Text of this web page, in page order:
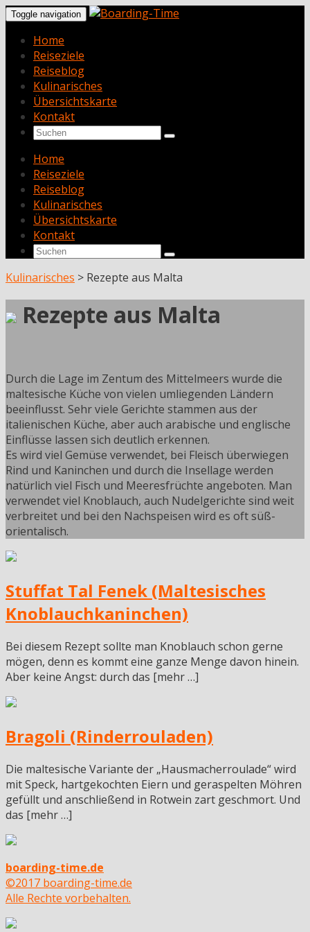
Toggle navigation
Home
Reiseziele
Reiseblog
Kulinarisches
Übersichtskarte
Kontakt
Home
Reiseziele
Reiseblog
Kulinarisches
Übersichtskarte
Kontakt
Kulinarisches > Rezepte aus Malta
Rezepte aus Malta
Durch die Lage im Zentum des Mittelmeers wurde die
maltesische Küche von vielen umliegenden Ländern
beeinflusst. Sehr viele Gerichte stammen aus der
italienischen Küche, aber auch arabische und englische
Einflüsse lassen sich deutlich erkennen.
Es wird viel Gemüse verwendet, bei Fleisch überwiegen
Rind und Kaninchen und durch die Insellage werden
natürlich viel Fisch und Meeresfrüchte angeboten. Man
verwendet viel Knoblauch, auch Nudelgerichte sind weit
verbreitet und bei den Nachspeisen wird es oft süß-
orientalisch.
Stuffat Tal Fenek (Maltesisches
Knoblauchkaninchen)
Bei diesem Rezept sollte man Knoblauch schon gerne
mögen, denn es kommt eine ganze Menge davon hinein.
Aber keine Angst: durch das [mehr …]
Bragoli (Rinderrouladen)
Die maltesische Variante der „Hausmacherroulade“ wird
mit Speck, hartgekochten Eiern und geraspelten Möhren
gefüllt und anschließend in Rotwein zart geschmort. Und
das [mehr …]
boarding-time.de
©2017 boarding-time.de
Alle Rechte vorbehalten.